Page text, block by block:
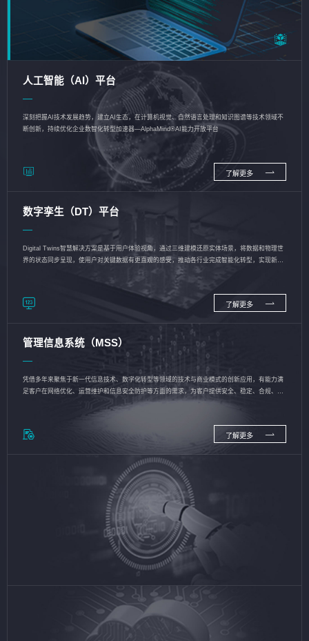
人工智能（AI）平台
深刻把握AI技术发展趋势，建立AI生态，在计算机视觉、自然语言处理和知识图谱等技术领域不
断创新，持续优化企业数智化转型加速器—AlphaMind®AI能力开放平台
了解更多
数字孪生（DT）平台
Digital Twins智慧解决方案是基于用户体验视角，通过三维建模还原实体场景，将数据和物理世
界的状态同步呈现，使用户对关键数据有更直观的感受，推动各行业完成智能化转型，实现新旧
了解更多
管理信息系统（MSS）
凭借多年来聚焦于新一代信息技术、数字化转型等领域的技术与商业模式的创新应用，有能力满
足客户在网络优化、运营维护和信息安全防护等方面的需求，为客户提供安全、稳定、合规、持
了解更多